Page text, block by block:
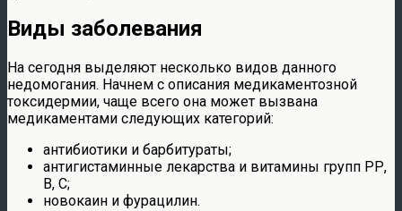
Виды заболевания
На сегодня выделяют несколько видов данного
недомогания. Начнем с описания медикаментозной
токсидермии, чаще всего она может вызвана
медикаментами следующих категорий:
антибиотики и барбитураты;
антигистаминные лекарства и витамины групп РР,
В, С;
новокаин и фурацилин.